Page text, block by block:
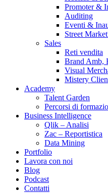
Promoter &
Auditing
Eventi &
Street
Sales
Reti vendita
Brand Amb,
Visual
Mistery
Academy
Talent Garden
Percorsi di
Business Intelligence
Qlik – Analisi
Zac – Reportistica
Data Mining
Portfolio
Lavora con noi
Blog
Podcast
Contatti